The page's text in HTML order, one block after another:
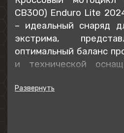
CB300) Enduro Lite
– идеальный снаряд
экстрима,
оптимальный баланс
и технической
которые позволяют